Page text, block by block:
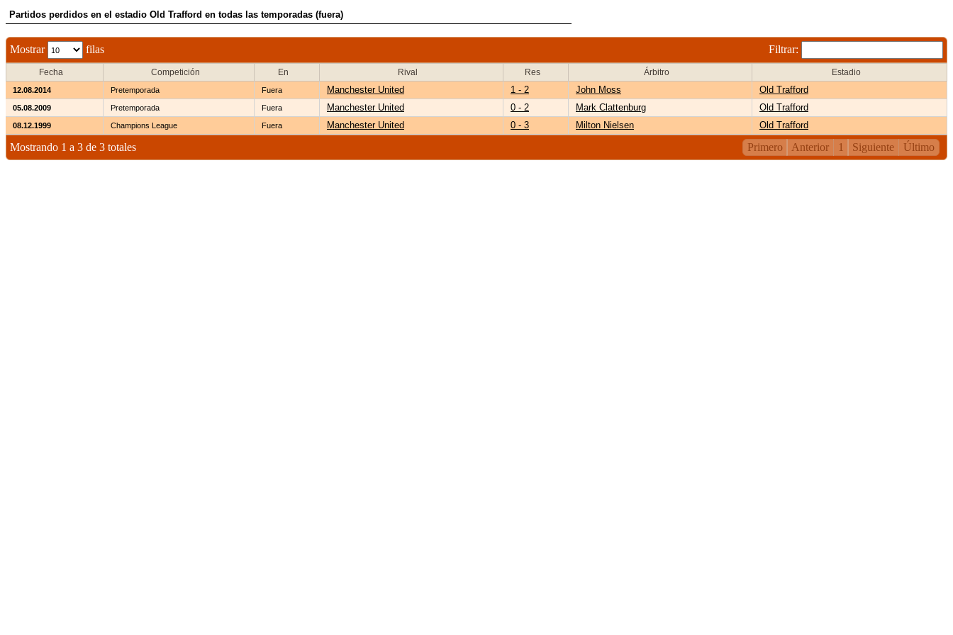
Partidos perdidos en el estadio Old Trafford en todas las temporadas (fuera)
Mostrar filas Filtrar:
Fecha Competición En Rival Res Árbitro Estadio
12.08.2014 Pretemporada Fuera Manchester United 1 - 2 John Moss Old Trafford
05.08.2009 Pretemporada Fuera Manchester United 0 - 2 Mark Clattenburg Old Trafford
08.12.1999 Champions League Fuera Manchester United 0 - 3 Milton Nielsen Old Trafford
Mostrando 1 a 3 de 3 totales Primero Anterior 1 Siguiente Último